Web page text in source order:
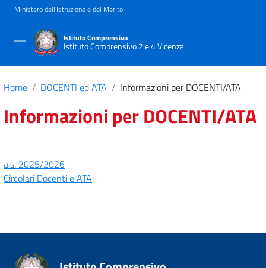
Ministero dell'Istruzione e del Merito
Istituto Comprensivo
Istituto Comprensivo 2 e 4 Vicenza
Home DOCENTI ed ATA Informazioni per DOCENTI/ATA
Informazioni per DOCENTI/ATA
a.s. 2025/2026
Circolari Docenti e ATA